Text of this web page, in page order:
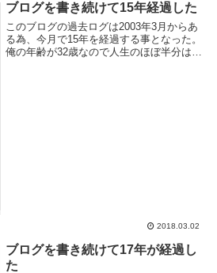
ブログを書き続けて15年経過した
このブログの過去ログは2003年3月からあ
る為、今月で15年を経過する事となった。
俺の年齢が32歳なので人生のほぼ半分はブ
2018.03.02
ブログを書き続けて17年が経過し
た